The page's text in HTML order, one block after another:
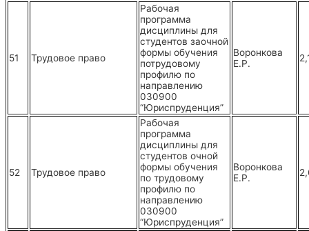
51 Трудовое право
Рабочая
программа
дисциплины для
студентов заочной
формы обучения
потрудовому
профилю по
направлению
030900
“Юриспруденция”
Воронкова
Е.Р.
52 Трудовое право
Рабочая
программа
дисциплины для
студентов очной
формы обучения
по трудовому
профилю по
направлению
030900
“Юриспруденция”
Воронкова
Е.Р.